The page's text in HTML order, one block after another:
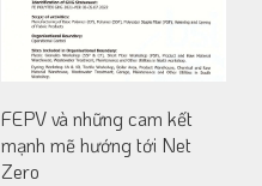
FEPV và những cam kết
mạnh mẽ hướng tới Net
Zero